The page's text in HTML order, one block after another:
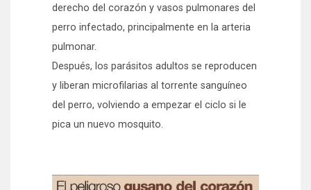
derecho del corazón y vasos pulmonares del
perro infectado, principalmente en la arteria
pulmonar.
Después, los parásitos adultos se reproducen
y liberan microfilarias al torrente sanguíneo
del perro, volviendo a empezar el ciclo si le
pica un nuevo mosquito.